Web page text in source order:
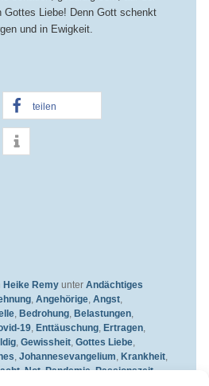
Gottes Liebe! Denn Gott schenkt
und in Ewigkeit.
teilen
Heike Remyunter Andächtiges
, Angehörige, Angst,
, Bedrohung, Belastungen,
19, Enttäuschung, Ertragen,
, Gewissheit, Gottes Liebe,
, Johannesevangelium, Krankheit,
,Not,Pandemie,Passionszeit,